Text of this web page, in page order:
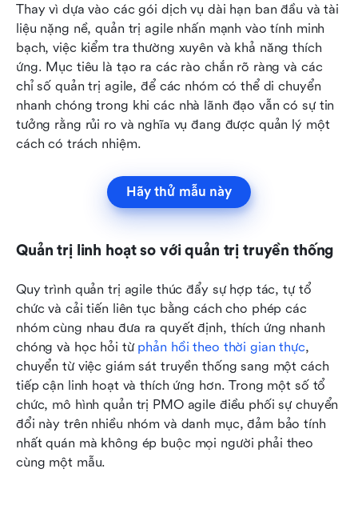
Thay vì dựa vào các gói dịch vụ dài hạn ban đầu và tài
liệu nặng nề, quản trị agile nhấn mạnh vào tính minh
bạch, việc kiểm tra thường xuyên và khả năng thích
ứng. Mục tiêu là tạo ra các rào chắn rõ ràng và các
chỉ số quản trị agile, để các nhóm có thể di chuyển
nhanh chóng trong khi các nhà lãnh đạo vẫn có sự tin
tưởng rằng rủi ro và nghĩa vụ đang được quản lý một
cách có trách nhiệm.
Hãy thử mẫu này
Quản trị linh hoạt so với quản trị truyền thống
Quy trình quản trị agile thúc đẩy sự hợp tác, tự tổ
chức và cải tiến liên tục bằng cách cho phép các
nhóm cùng nhau đưa ra quyết định, thích ứng nhanh
chóng và học hỏi từ phản hồi theo thời gian thực,
chuyển từ việc giám sát truyền thống sang một cách
tiếp cận linh hoạt và thích ứng hơn. Trong một số tổ
chức, mô hình quản trị PMO agile điều phối sự chuyển
đổi này trên nhiều nhóm và danh mục, đảm bảo tính
nhất quán mà không ép buộc mọi người phải theo
cùng một mẫu.